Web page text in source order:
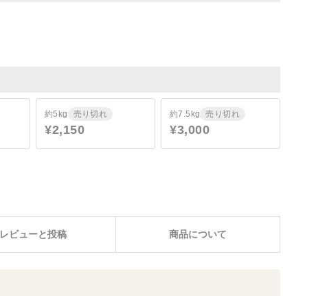
約5kg 売り切れ
¥2,150
約7.5kg 売り切れ
¥3,000
レビューと投稿 商品について